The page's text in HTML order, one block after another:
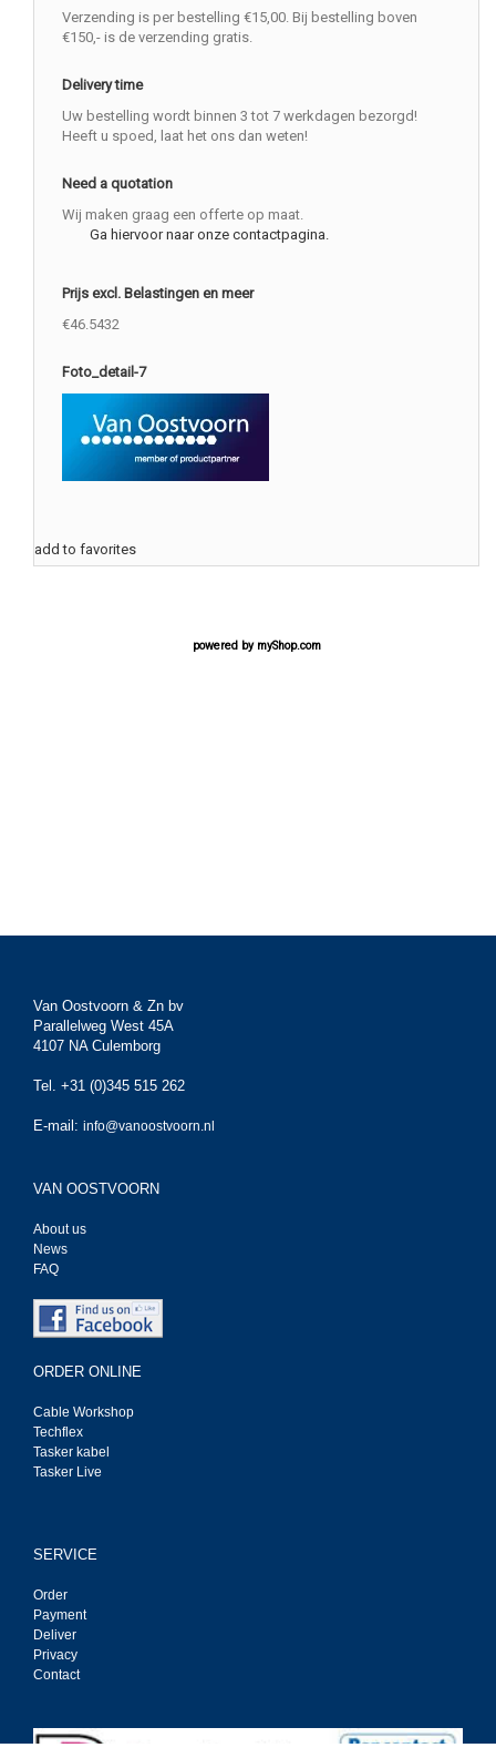
Verzending is per bestelling €15,00. Bij bestelling boven
€150,- is de verzending gratis.
Delivery time
Uw bestelling wordt binnen 3 tot 7 werkdagen bezorgd!
Heeft u spoed, laat het ons dan weten!
Need a quotation
Wij maken graag een offerte op maat.
Ga hiervoor naar onze contactpagina.
Prijs excl. Belastingen en meer
€46.5432
Foto_detail-7
add to favorites
powered by myShop.com
Van Oostvoorn & Zn bv
Parallelweg West 45A
4107 NA Culemborg
Tel. +31 (0)345 515 262
E-mail: info@vanoostvoorn.nl
VAN OOSTVOORN
About us
News
FAQ
ORDER ONLINE
Cable Workshop
Techflex
Tasker kabel
Tasker Live
SERVICE
Order
Payment
Deliver
Privacy
Contact